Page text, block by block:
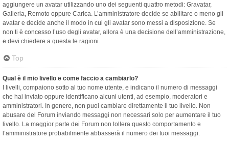
aggiungere un avatar utilizzando uno dei seguenti quattro metodi: Gravatar,
Galleria, Remoto oppure Carica. L’amministratore decide se abilitare o meno gli
avatar e decide anche il modo in cui gli avatar sono messi a disposizione. Se
non ti è concesso l’uso degli avatar, allora è una decisione dell’amministrazione,
e devi chiedere a questa le ragioni.
Top
Qual è il mio livello e come faccio a cambiarlo?
I livelli, compaiono sotto al tuo nome utente, e indicano il numero di messaggi
che hai inviato oppure identificano alcuni utenti, ad esempio, moderatori e
amministratori. In genere, non puoi cambiare direttamente il tuo livello. Non
abusare del Forum inviando messaggi non necessari solo per aumentare il tuo
livello. La maggior parte dei Forum non tollera questo comportamento e
l’amministratore probabilmente abbasserà il numero dei tuoi messaggi.